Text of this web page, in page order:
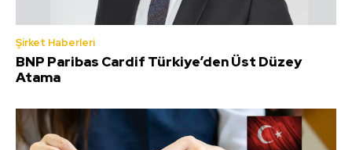
Şirket Haberleri
BNP Paribas Cardif Türkiye’den Üst Düzey
Atama